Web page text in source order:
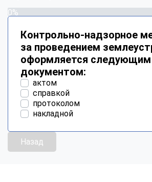
0%
Контрольно-надзорное
за проведением
оформляется следующим
документом:
актом
справкой
протоколом
накладной
Назад